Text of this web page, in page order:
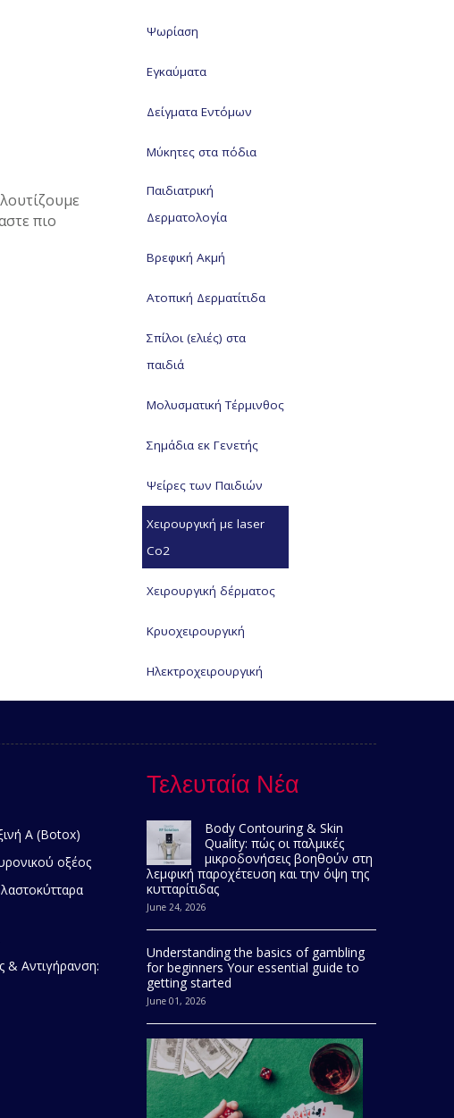
πιο
Ψωρίαση
Εγκαύματα
Δείγματα Εντόμων
Μύκητες στα πόδια
Παιδιατρική
Δερματολογία
Βρεφική Ακμή
Ατοπική Δερματίτιδα
Σπίλοι (ελιές) στα
παιδιά
Μολυσματική Τέρμινθος
Σημάδια εκ Γενετής
Ψείρες των Παιδιών
Χειρουργική με laser
Co2
Χειρουργική δέρματος
Κρυοχειρουργική
Ηλεκτροχειρουργική
Α (Botox)
οξέος
& Αντιγήρανση:
Τελευταία Νέα
Body Contouring & Skin
Quality: πώς οι παλμικές
μικροδονήσεις βοηθούν στη
λεμφική παροχέτευση και την όψη της
κυτταρίτιδας
June 24, 2026
Understanding the basics of gambling
for beginners Your essential guide to
getting started
June 01, 2026